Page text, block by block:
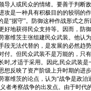
导人或民众的情绪。要善于判断
是一种具有积极目的的较弱的
是“据守”。防御这种作战形式之
好地获得民众支持等。因而，防御
茨主张组建民众武装。他认为
段无法代替的，是发展的必然趋
付。但民众武装不是万能的，只
时,才适于采用。因此,民众武装是
反映了资产阶级上升时期的进
塞维茨的论点，认为“战争是政
者考察战争的出发点。由于时